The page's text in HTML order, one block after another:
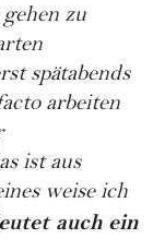
zu
spätabends
arbeiten
ist aus
weise ich
auch ein